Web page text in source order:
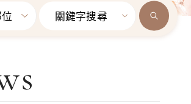
關鍵字搜尋